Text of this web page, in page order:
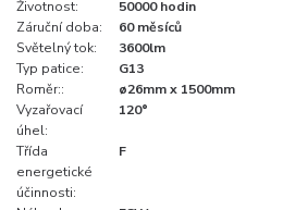
Životnost:
50000 hodin
Záruční doba:
60 měsíců
Světelný tok:
3600lm
Typ patice:
G13
Roměr::
ø26mm x 1500mm
Vyzařovací
úhel:
120°
Třída
energetické
účinnosti:
F